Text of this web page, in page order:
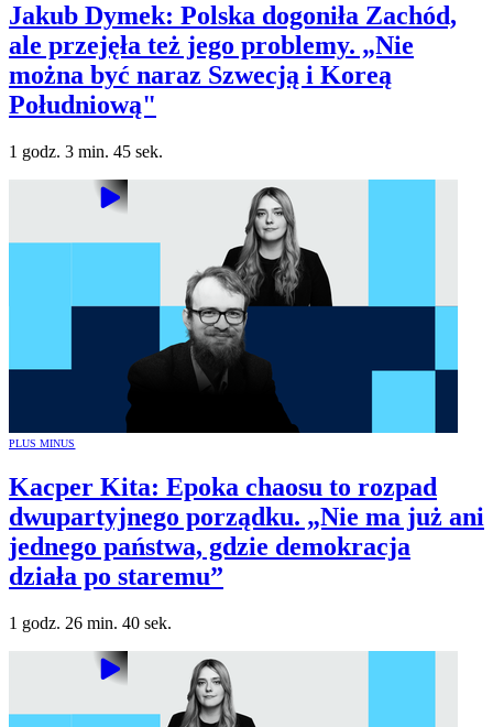
Jakub Dymek: Polska dogoniła Zachód,
ale przejęła też jego problemy. „Nie
można być naraz Szwecją i Koreą
Południową"
1 godz. 3 min. 45 sek.
PLUS MINUS
Kacper Kita: Epoka chaosu to rozpad
dwupartyjnego porządku. „Nie ma już ani
jednego państwa, gdzie demokracja
działa po staremu”
1 godz. 26 min. 40 sek.